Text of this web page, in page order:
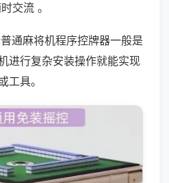
交流 。
通麻将机程序控牌器一般是
进行复杂安装操作就能实现
工具。